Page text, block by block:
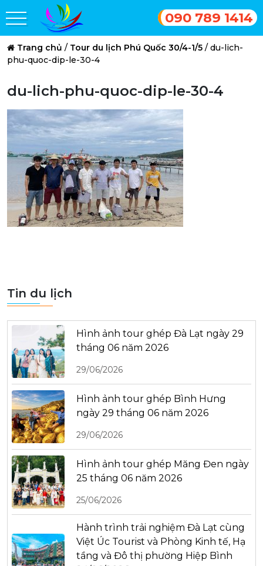
090 789 1414
Trang chủ / Tour du lịch Phú Quốc 30/4-1/5 / du-lich-
phu-quoc-dip-le-30-4
du-lich-phu-quoc-dip-le-30-4
Tin du lịch
Hình ảnh tour ghép Đà Lạt ngày 29
tháng 06 năm 2026
29/06/2026
Hình ảnh tour ghép Bình Hưng
ngày 29 tháng 06 năm 2026
29/06/2026
Hình ảnh tour ghép Măng Đen ngày
25 tháng 06 năm 2026
25/06/2026
Hành trình trải nghiệm Đà Lạt cùng
Việt Úc Tourist và Phòng Kinh tế, Hạ
tầng và Đô thị phường Hiệp Bình